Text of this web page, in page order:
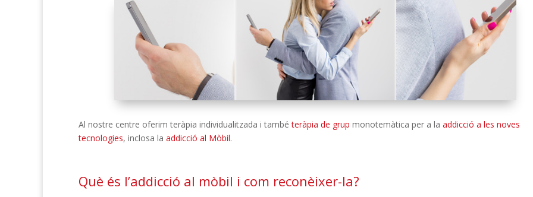
Al nostre centre oferim teràpia individualitzada i tambéteràpia de grup monotemàtica per a la addicció a les noves
tecnologies, inclosa la addicció al Mòbil.
Què és l’addicció al mòbil i com reconèixer-la?